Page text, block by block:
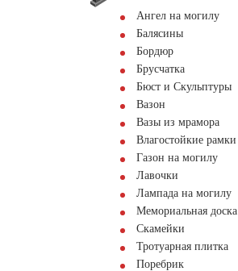
Ангел на могилу
Балясины
Бордюр
Брусчатка
Бюст и Скульптуры
Вазон
Вазы из мрамора
Влагостойкие рамки
Газон на могилу
Лавочки
Лампада на могилу
Мемориальная доска
Скамейки
Тротуарная плитка
Поребрик